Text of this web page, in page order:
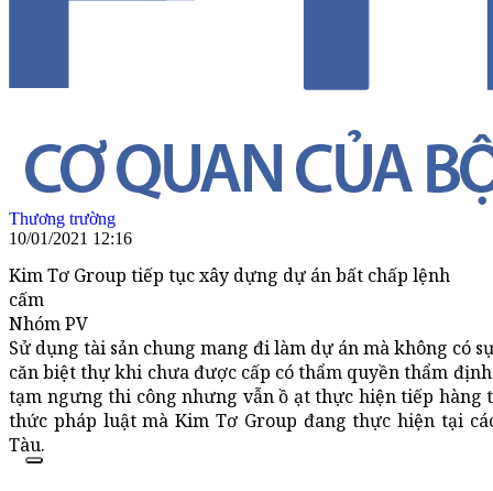
Thương trường
10/01/2021 12:16
Kim Tơ Group tiếp tục xây dựng dự án bất chấp lệnh
cấm
Nhóm PV
Sử dụng tài sản chung mang đi làm dự án mà không có
căn biệt thự khi chưa được cấp có thẩm quyền thẩm
tạm ngưng thi công nhưng vẫn ồ ạt thực hiện tiếp
thức pháp luật mà Kim Tơ Group đang thực hiện tại
Tàu.